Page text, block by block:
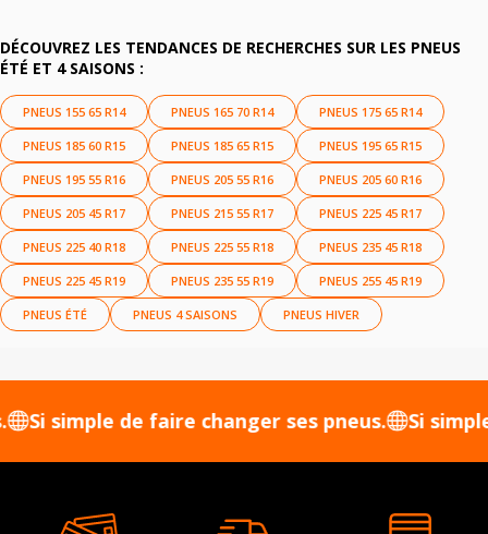
DÉCOUVREZ LES TENDANCES DE RECHERCHES SUR LES PNEUS
ÉTÉ ET 4 SAISONS :
PNEUS 155 65 R14 PNEUS 165 70 R14 PNEUS 175 65 R14
PNEUS 185 60 R15 PNEUS 185 65 R15 PNEUS 195 65 R15
PNEUS 195 55 R16 PNEUS 205 55 R16 PNEUS 205 60 R16
PNEUS 205 45 R17 PNEUS 215 55 R17 PNEUS 225 45 R17
PNEUS 225 40 R18 PNEUS 225 55 R18 PNEUS 235 45 R18
PNEUS 225 45 R19 PNEUS 235 55 R19 PNEUS 255 45 R19
PNEUS ÉTÉ PNEUS 4 SAISONS PNEUS HIVER
de faire changer ses pneus. Si simple de